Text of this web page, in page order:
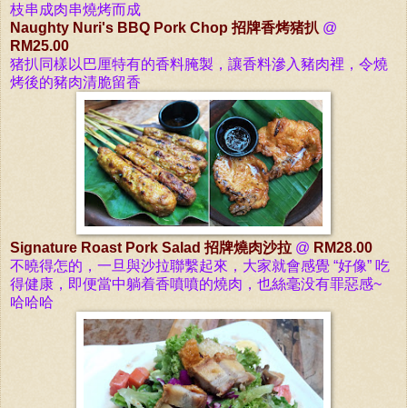
枝串成肉串燒烤而成
Naughty Nuri's BBQ Pork Chop 招牌香烤猪扒 @
RM25.00
猪扒同樣以 巴厘特有的香料腌製，讓香料滲入豬肉裡，令燒
烤後的豬肉清脆留香
Signature Roast Pork Salad 招牌燒肉沙拉 @ RM28.00
不曉得怎的，一旦與沙拉聯繫起來， 大家就會感覺 “好像” 吃
得健康， 即便當中躺着香噴噴的燒肉，也絲毫没有罪惡感~
哈哈哈